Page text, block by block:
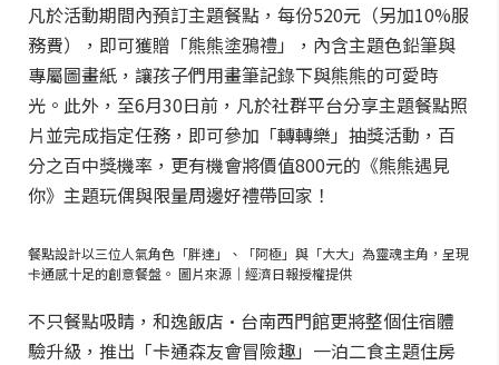
凡於活動期間內預訂主題餐點，每份520元（另加10%服
務費），即可獲贈「熊熊塗鴉禮」，內含主題色鉛筆與
專屬圖畫紙，讓孩子們用畫筆記錄下與熊熊的可愛時
光。此外，至6月30日前，凡於社群平台分享主題餐點照
片並完成指定任務，即可參加「轉轉樂」抽獎活動，百
分之百中獎機率，更有機會將價值800元的《熊熊遇見
你》主題玩偶與限量周邊好禮帶回家！
餐點設計以三位人氣角色「胖達」、「阿極」與「大大」為靈魂主角，呈現
卡通感十足的創意餐盤。 圖片來源｜經濟日報授權提供
不只餐點吸睛，和逸飯店·台南西門館更將整個住宿體
驗升級，推出「卡通森友會冒險趣」一泊二食主題住房